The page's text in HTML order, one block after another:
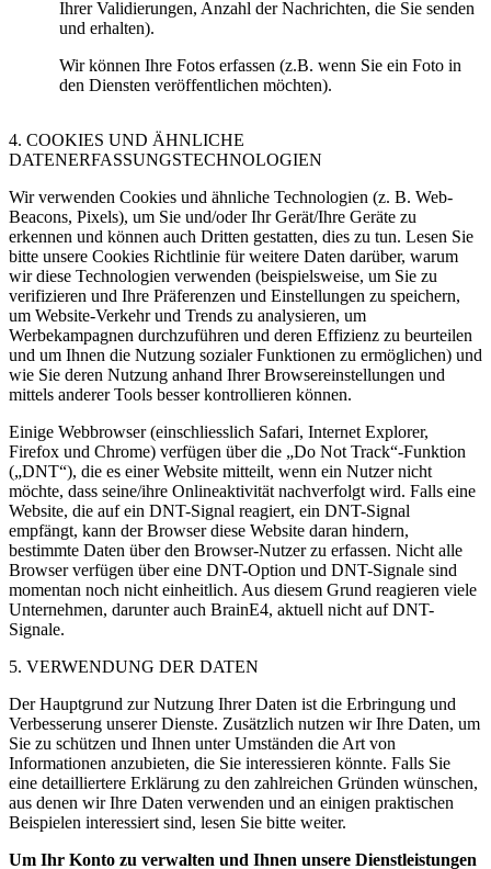
Ihrer Validierungen, Anzahl der Nachrichten, die Sie senden
und erhalten).
Wir können Ihre Fotos erfassen (z.B. wenn Sie ein Foto in
den Diensten veröffentlichen möchten).
4. COOKIES UND ÄHNLICHE
DATENERFASSUNGSTECHNOLOGIEN
Wir verwenden Cookies und ähnliche Technologien (z. B. Web-
Beacons, Pixels), um Sie und/oder Ihr Gerät/Ihre Geräte zu
erkennen und können auch Dritten gestatten, dies zu tun. Lesen Sie
bitte unsere Cookies Richtlinie für weitere Daten darüber, warum
wir diese Technologien verwenden (beispielsweise, um Sie zu
verifizieren und Ihre Präferenzen und Einstellungen zu speichern,
um Website-Verkehr und Trends zu analysieren, um
Werbekampagnen durchzuführen und deren Effizienz zu beurteilen
und um Ihnen die Nutzung sozialer Funktionen zu ermöglichen) und
wie Sie deren Nutzung anhand Ihrer Browsereinstellungen und
mittels anderer Tools besser kontrollieren können.
Einige Webbrowser (einschliesslich Safari, Internet Explorer,
Firefox und Chrome) verfügen über die „Do Not Track“-Funktion
(„DNT“), die es einer Website mitteilt, wenn ein Nutzer nicht
möchte, dass seine/ihre Onlineaktivität nachverfolgt wird. Falls eine
Website, die auf ein DNT-Signal reagiert, ein DNT-Signal
empfängt, kann der Browser diese Website daran hindern,
bestimmte Daten über den Browser-Nutzer zu erfassen. Nicht alle
Browser verfügen über eine DNT-Option und DNT-Signale sind
momentan noch nicht einheitlich. Aus diesem Grund reagieren viele
Unternehmen, darunter auch BrainE4, aktuell nicht auf DNT-
Signale.
5. VERWENDUNG DER DATEN
Der Hauptgrund zur Nutzung Ihrer Daten ist die Erbringung und
Verbesserung unserer Dienste. Zusätzlich nutzen wir Ihre Daten, um
Sie zu schützen und Ihnen unter Umständen die Art von
Informationen anzubieten, die Sie interessieren könnte. Falls Sie
eine detailliertere Erklärung zu den zahlreichen Gründen wünschen,
aus denen wir Ihre Daten verwenden und an einigen praktischen
Beispielen interessiert sind, lesen Sie bitte weiter.
Um Ihr Konto zu verwalten und Ihnen unsere Dienstleistungen